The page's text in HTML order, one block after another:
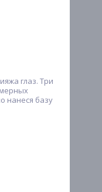
глаз. Три
нанеся базу